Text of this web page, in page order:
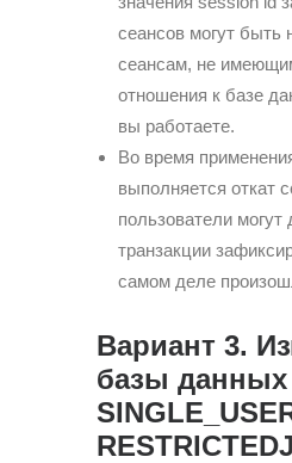
сеансов могут быть
сеансам, не
отношения к базе
вы работаете.
Во время
выполняется откат
пользователи могут
транзакции
самом деле
Вариант 3.
базы данных